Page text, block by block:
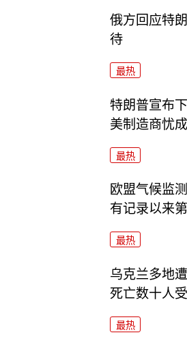
俄方回应特
待
最热
特朗普宣布
美制造商忧
最热
欧盟气候监
有记录以来
最热
乌克兰多地
死亡数十人
最热